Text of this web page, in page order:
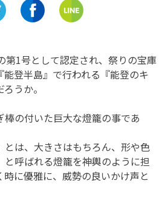
第1号として認定され、祭りの宝庫
能登半島』で行われる『能登のキ
うか。
棒の付いた巨大な燈籠の事であ
とは、大きさはもちろん、形や色
と呼ばれる燈籠を神輿のように担
に優雅に、威勢の良いかけ声と